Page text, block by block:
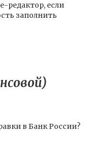
редактор, если
заполнить
в Банк России?